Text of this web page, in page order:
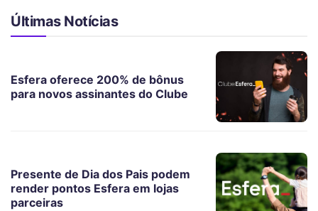
Últimas Notícias
Esfera oferece 200% de bônus
para novos assinantes do Clube
Presente de Dia dos Pais podem
render pontos Esfera em lojas
parceiras